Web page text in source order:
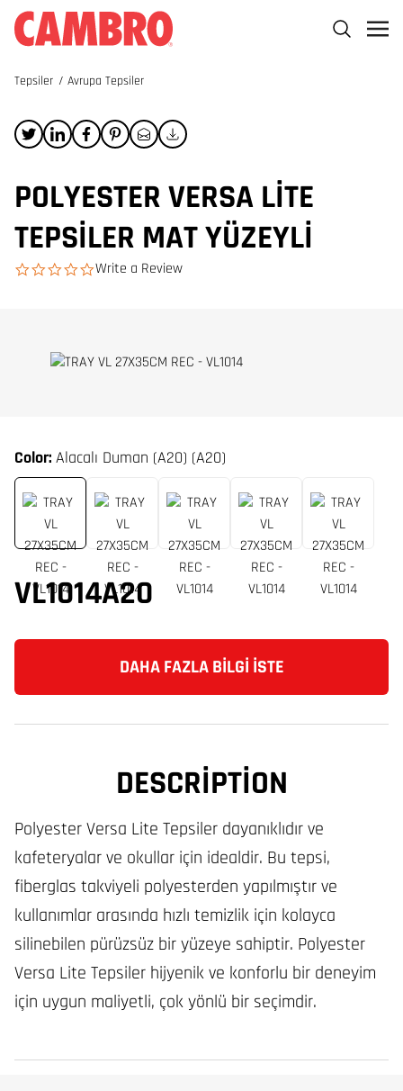
Tepsiler / Avrupa Tepsiler
POLYESTER VERSA LITE
TEPSILER MAT YÜZEYLI
0.0 star rating
Write a Review
Color: Alacalı Duman (A20) (A20)
VL1014A20
DAHA FAZLA BILGI İSTE
DESCRIPTION
Polyester Versa Lite Tepsiler dayanıklıdır ve
kafeteryalar ve okullar için idealdir. Bu tepsi,
fiberglas takviyeli polyesterden yapılmıştır ve
kullanımlar arasında hızlı temizlik için kolayca
silinebilen pürüzsüz bir yüzeye sahiptir. Polyester
Versa Lite Tepsiler hijyenik ve konforlu bir deneyim
için uygun maliyetli, çok yönlü bir seçimdir.